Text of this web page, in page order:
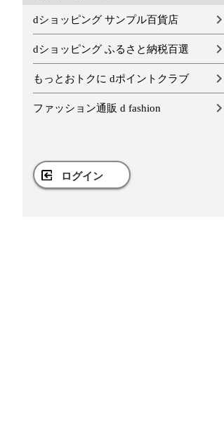
dショッピング サンプル百貨店
dショッピング ふるさと納税百選
もっとおトクに dポイントクラブ
ファッション通販 d fashion
ログイン